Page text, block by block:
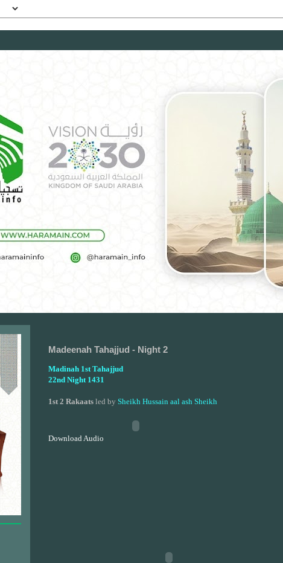
Madeenah Tahajjud - Night 2
Madinah 1st Tahajjud
22nd Night 1431
1st 2 Rakaats led by Sheikh Hussain aal ash Sheikh
Download Audio